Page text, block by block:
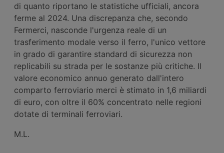
di quanto riportano le statistiche ufficiali, ancora
ferme al 2024. Una discrepanza che, secondo
Fermerci, nasconde l'urgenza reale di un
trasferimento modale verso il ferro, l'unico vettore
in grado di garantire standard di sicurezza non
replicabili su strada per le sostanze più critiche. Il
valore economico annuo generato dall'intero
comparto ferroviario merci è stimato in 1,6 miliardi
di euro, con oltre il 60% concentrato nelle regioni
dotate di terminali ferroviari.
M.L.